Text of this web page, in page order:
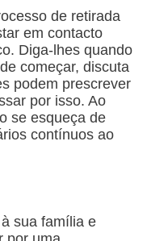
de retirada
em contacto
Diga-lhes quando
começar, discuta
podem prescrever
por isso. Ao
se esqueça de
contínuos ao
sua família e